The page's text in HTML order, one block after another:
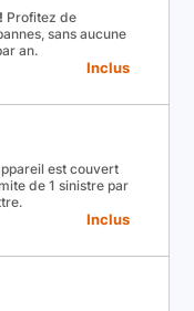
Profitez de
sans aucune
an.
Inclus
est couvert
de 1 sinistre par
Inclus